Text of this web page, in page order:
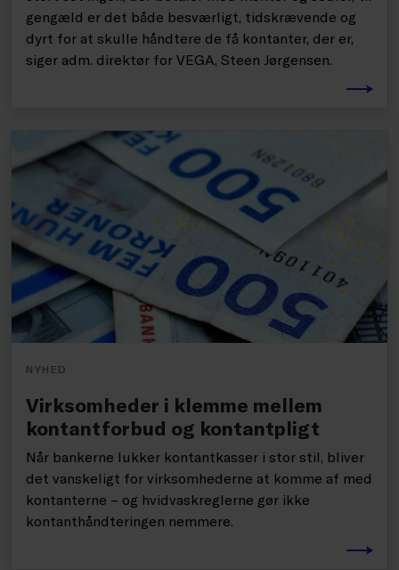
gengæld er det både besværligt, tidskrævende og
dyrt for at skulle håndtere de få kontanter, der er,
siger adm. direktør for VEGA, Steen Jørgensen.
NYHED
Virksomheder i klemme mellem
kontantforbud og kontantpligt
Når bankerne lukker kontantkasser i stor stil, bliver
det vanskeligt for virksomhederne at komme af med
kontanterne – og hvidvaskreglerne gør ikke
kontanthåndteringen nemmere.